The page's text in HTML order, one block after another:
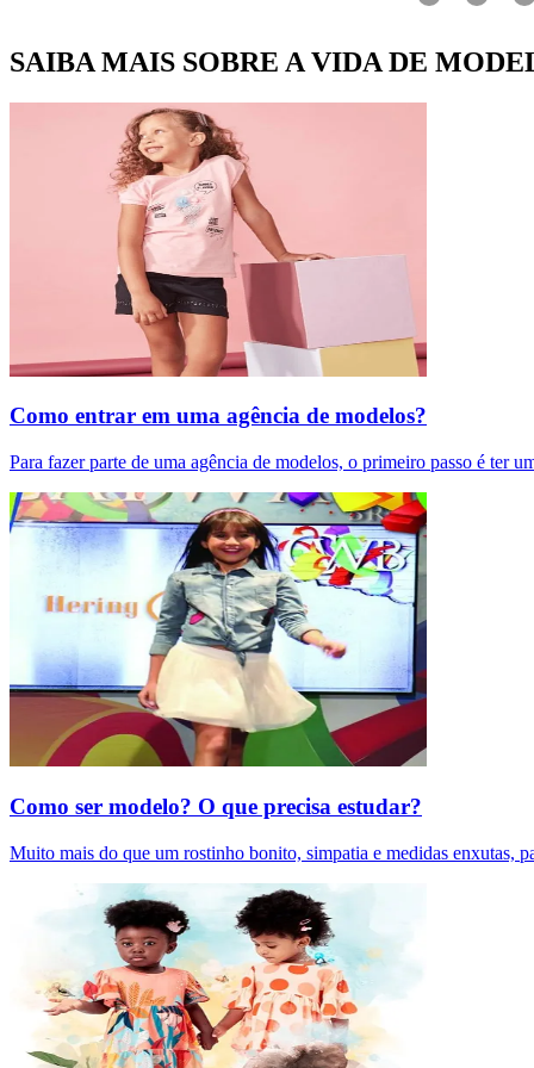
SAIBA MAIS SOBRE A VIDA DE
Como entrar em uma agência de modelos?
Para fazer parte de uma agência de modelos, o primeiro passo é
Como ser modelo? O que precisa estudar?
Muito mais do que um rostinho bonito, simpatia e medidas enxutas,